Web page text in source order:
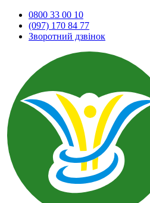
0800 33 00 10
(097) 170 84 77
Зворотний дзвінок